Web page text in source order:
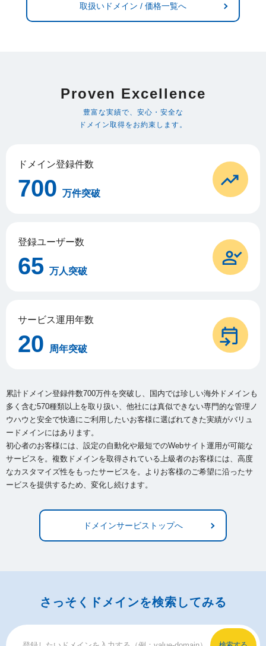
取扱いドメイン / 価格一覧へ
Proven Excellence
豊富な実績で、安心・安全な
ドメイン取得をお約束します。
ドメイン登録件数
700 万件突破
登録ユーザー数
65 万人突破
サービス運用年数
20 周年突破
累計ドメイン登録件数700万件を突破し、国内では珍しい海外ドメインも
多く含む570種類以上を取り扱い、 他社には真似できない専門的な管理ノ
ウハウと安全で快適にご利用したいお客様に選ばれてきた実績がバリュ
ードメインにはあります。
初心者のお客様には、設定の自動化や最短でのWebサイト運用が可能な
サービスを。複数ドメインを取得されている上級者のお客様には、 高度
なカスタマイズ性をもったサービスを。よりお客様のご希望に沿ったサ
ービスを提供するため、変化し続けます。
ドメインサービストップへ
さっそくドメインを検索してみる